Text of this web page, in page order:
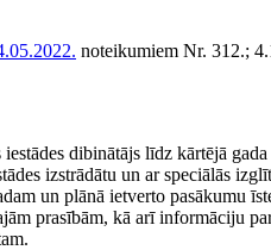
noteikumiem Nr. 312.;
dibinātājs līdz kārtējā gada
izstrādātu un ar speciālās
un plānā ietverto pasākumu
prasībām, kā arī informāciju